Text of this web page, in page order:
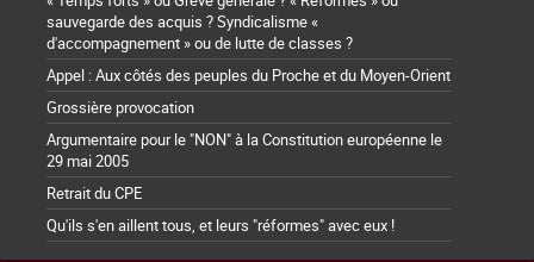
sauvegarde des acquis ? Syndicalisme «
d'accompagnement » ou de lutte de classes ?
Appel : Aux côtés des peuples du Proche et du Moyen-Orient
Grossière provocation
Argumentaire pour le "NON" à la Constitution européenne le
29 mai 2005
Retrait du CPE
Qu'ils s'en aillent tous, et leurs "réformes" avec eux !